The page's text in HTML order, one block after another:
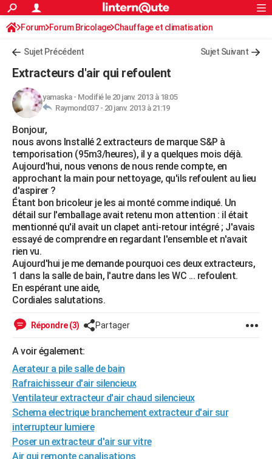
ACTUALITÉS
Politique
Société
Faits Divers
Education
Monde
Villes
+
FINANCE
Retraite
Impôts
Epargne
Immobilier
Risques naturels par ville
Banque
Assurance
Crédit
AUTO
Essais
Réserver un essai
Citadines
Berlines
SUV
Forum auto
+HIGH-TECH
Mobiles
Meilleur smartphone
Internet
Ordinateurs
Jeux vidéo
Guide high-tech
+BRICOLAGE
Forum
Aménagement intérieur
Extérieur
Cuisine
Salle de bains
Jardinage
Rangement
WEEK-END
Guides de France
Escapades
Patrimoine
Expositions
Musées
Week-end nature
LIFESTYLE
Art de vivre
Modes de vie
SANTE
Alimentation
Guide de la santé
Maladies
Médicaments
Sommeil
VOYAGE
Destinations
City break
Voyage nature
Voyage de noces
Forum
Climat
+PHOTO
Carte de Noël
Carte Bonne année
Carte Saint-Valentin
Carte Pâques
Carte d'anniversaire
DICTIONNAIRE
Dictionnaire
Biographies
Citations
Expressions
Proverbes
PROGRAMME TV
COPAINS D'AVANT
S'inscrire
Se connecter
Lycées
Collèges
Primaires
Universités
Entreprises
Service militaire
Avis de recherche
Rechercher
S'inscrire
Connexion
Forum Forum Bricolage Chauffage et climatisation
Sujet Précédent Sujet Suivant
Extracteurs d'air qui refoulent
yamaska- Modifié le 20 janv. 2013 à 18:05
Raymond037 - 20 janv. 2013 à 21:19
Bonjour,
nous avons Installé 2 extracteurs de marque S&P à
temporisation (95m3/heures), il y a quelques mois déjà.
Aujourd'hui, nous venons de nous rende compte, en
approchant la main pour nettoyage, qu'ils refoulent au lieu
d'aspirer ?
Étant bon bricoleur je les ai monté comme indiqué. Un
détail sur l'emballage avait retenu mon attention : il était
mentionné qu'il avait un clapet anti-retour intégré ; J'avais
essayé de comprendre en regardant l'ensemble et n'avait
rien vu.
Aujourd'hui je me demande pourquoi ces deux extracteurs,
1 dans la salle de bain, l'autre dans les WC ... refoulent.
En espérant une aide,
Cordiales salutations.
Répondre (3) Partager
A voir également:
Aerateur a pile salle de bain
Rafraichisseur d'air silencieux
Ventilateur extracteur d'air chaud silencieux
Schema electrique branchement extracteur d'air sur
interrupteur lumiere
Poser un extracteur d'air sur vitre
Air qui remonte canalisations